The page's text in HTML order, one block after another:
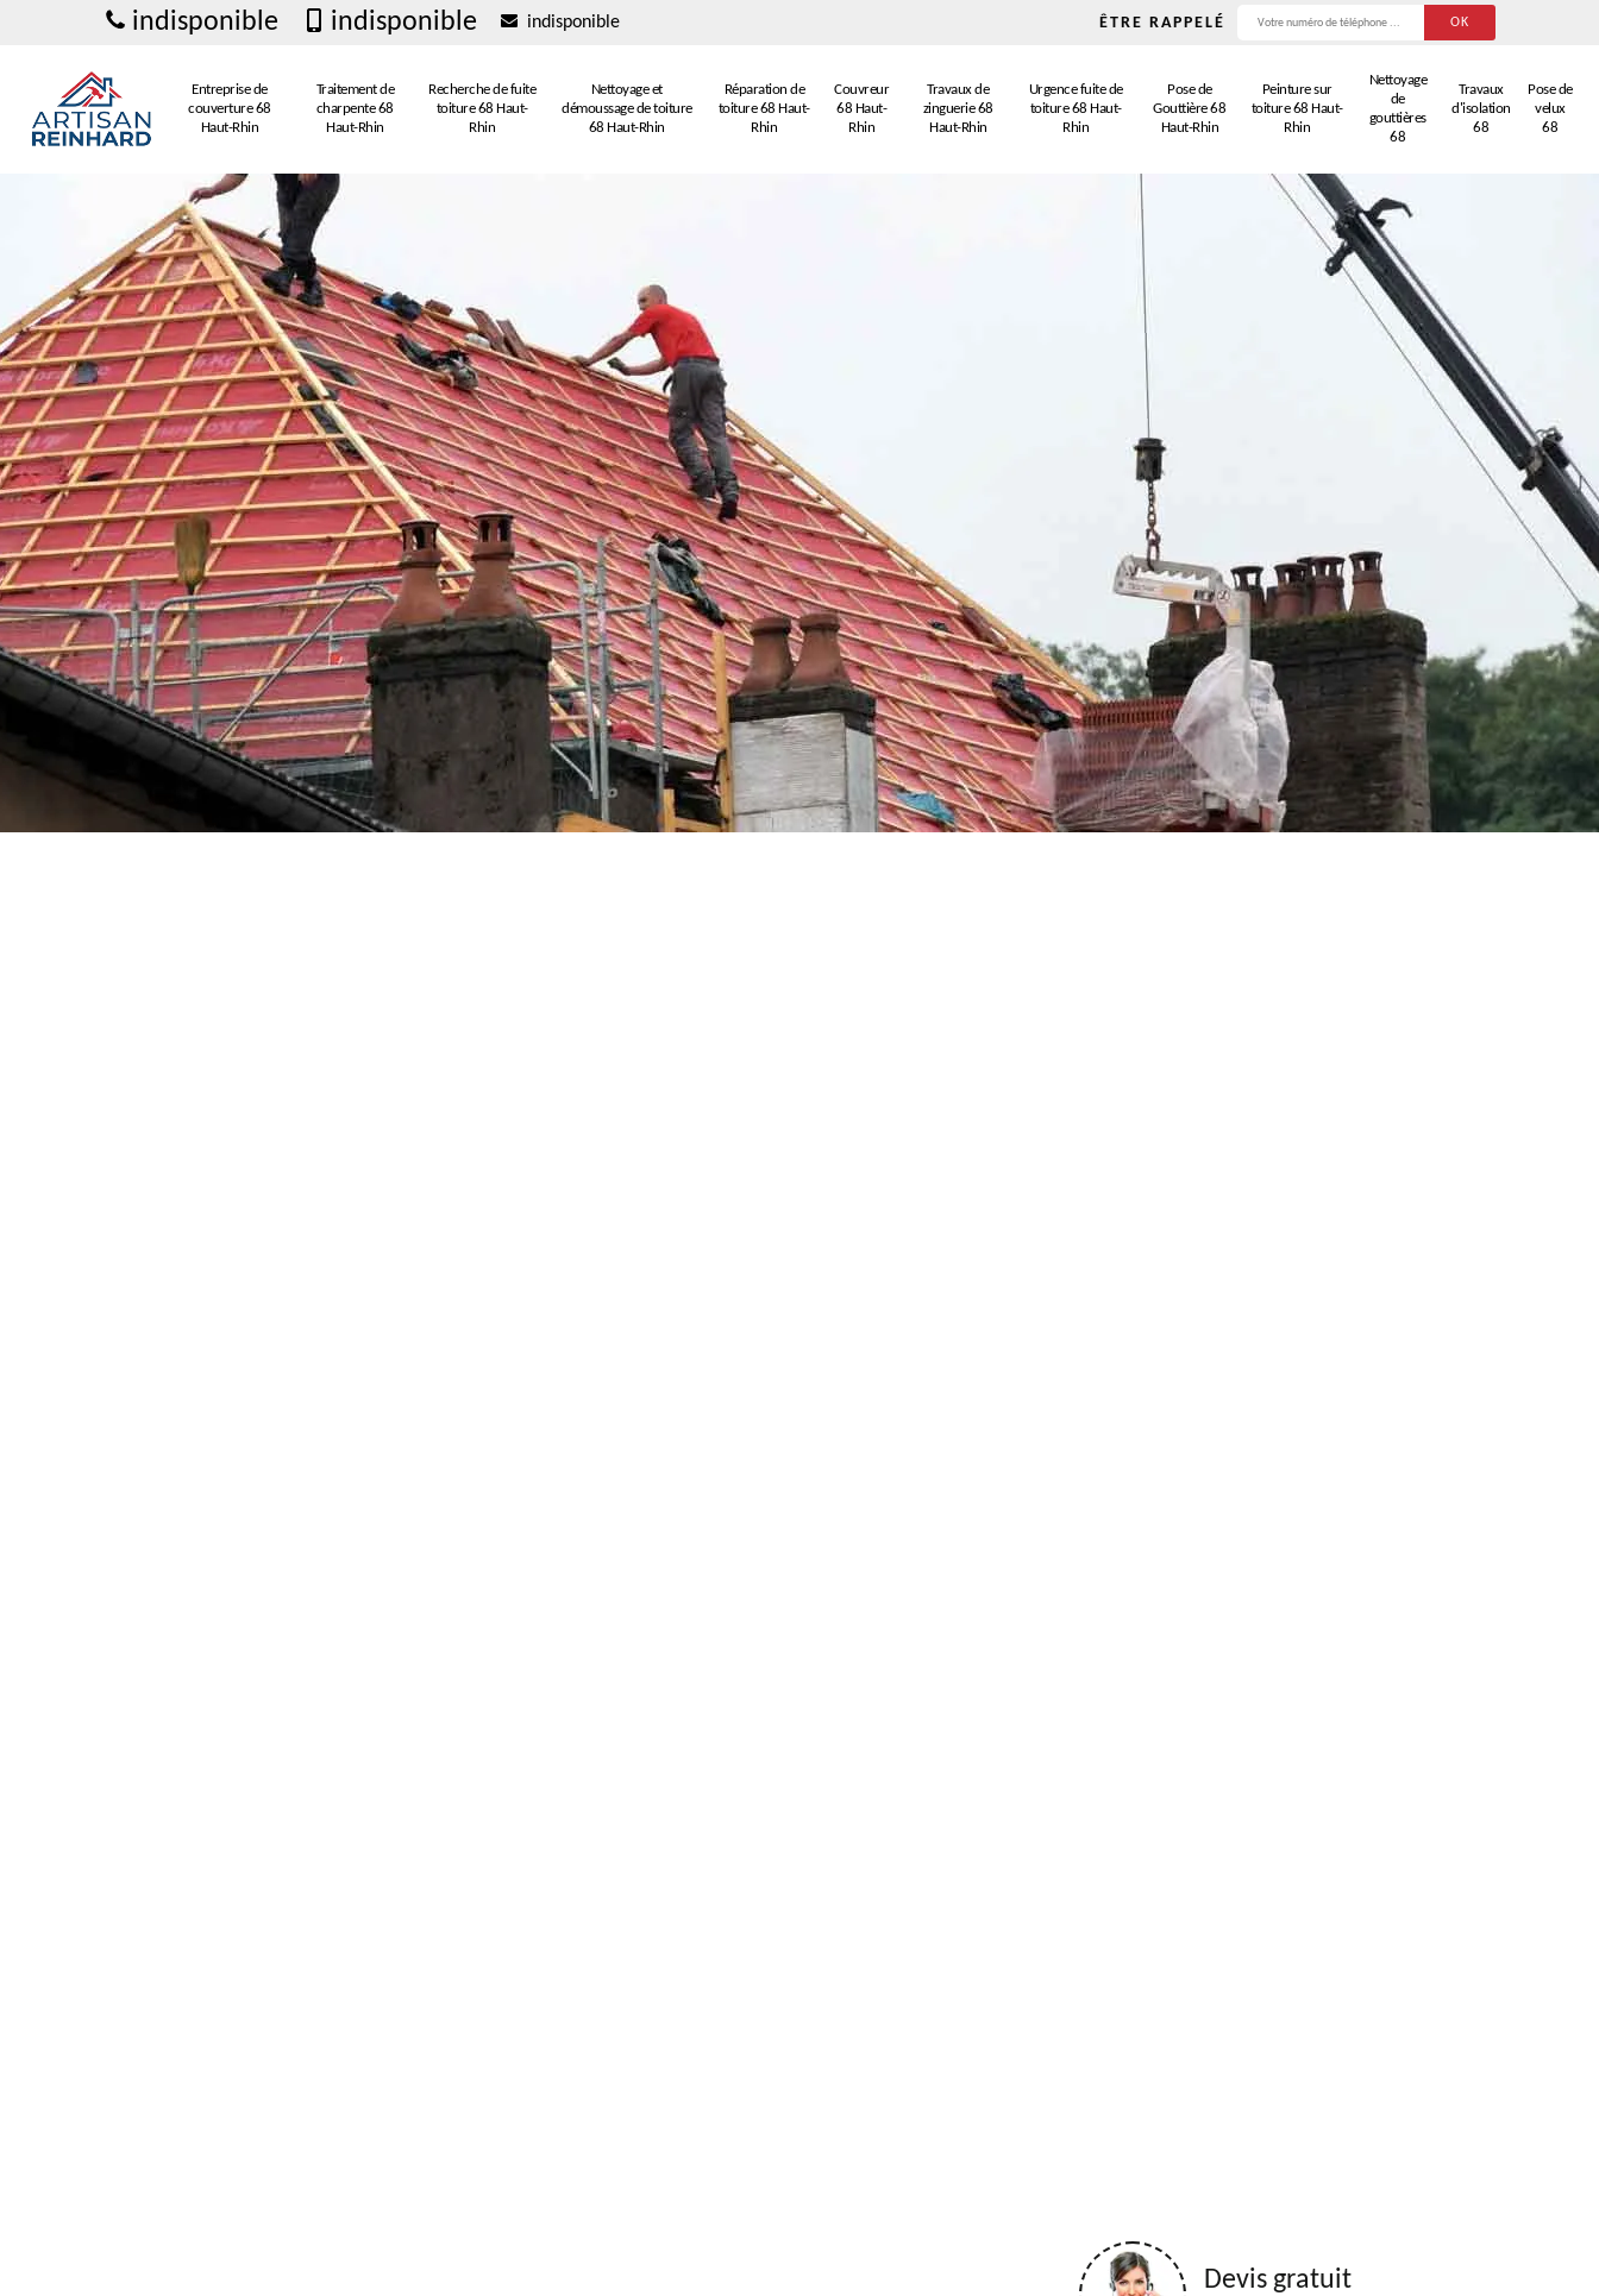
indisponible indisponible indisponible ÊTRE RAPPELÉ
Entreprise de
couverture 68
Haut-Rhin
Traitement de
charpente 68
Haut-Rhin
Recherche de fuite
toiture 68 Haut-
Rhin
Nettoyage et
démoussage de toiture
68 Haut-Rhin
Réparation de
toiture 68 Haut-
Rhin
Couvreur
68 Haut-
Rhin
Travaux de
zinguerie 68
Haut-Rhin
Urgence fuite de
toiture 68 Haut-
Rhin
Pose de
Gouttière 68
Haut-Rhin
Peinture sur
toiture 68 Haut-
Rhin
Nettoyage
de
gouttières
68
Travaux
d'isolation
68
Pose de
velux
68
Devis gratuit